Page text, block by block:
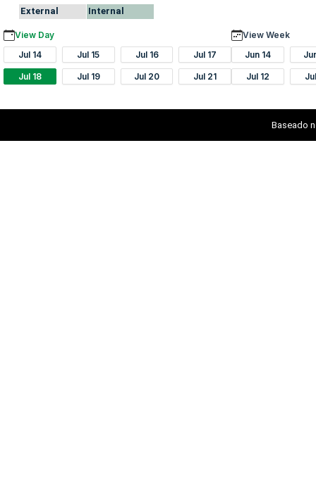
External
Internal
View Day
Jul 14
Jul 15 Jul 16 Jul 17
Jul 18 Jul 19 Jul 20 Jul 21
View Week
Jun 14
Jul 12
Baseado